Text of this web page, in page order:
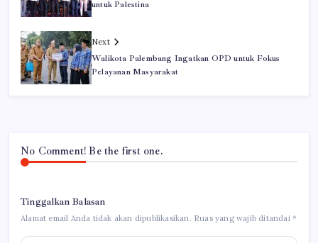
untuk Palestina
Next
Walikota Palembang Ingatkan OPD untuk Fokus
Pelayanan Masyarakat
No Comment! Be the first one.
Tinggalkan Balasan
Alamat email Anda tidak akan dipublikasikan. Ruas yang wajib ditandai*